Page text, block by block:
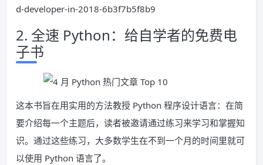
d-developer-in-2018-6b3f7b5f8b9
2. 全速 Python：给自学者的免费电
子书
这本书旨在用实用的方法教授 Python 程序设计语言：在简
要介绍每一个主题后，读者被邀请通过练习来学习和掌握知
识。通过这些练习，大多数学生在不到一个月的时间里就可
以使用 Python 语言了。